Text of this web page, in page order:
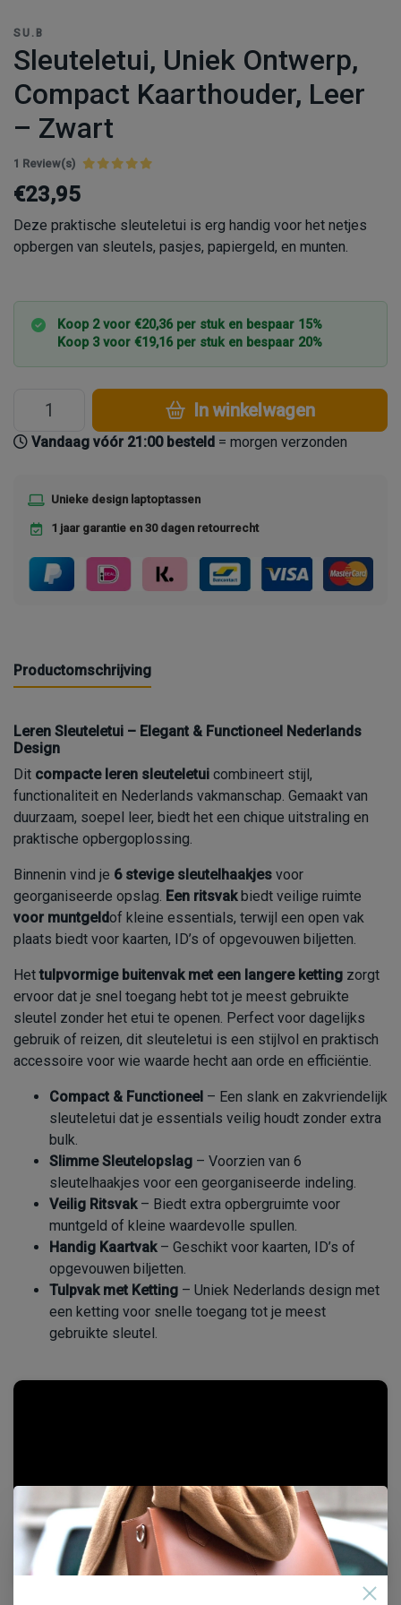
SU.B
Sleuteletui, Uniek Ontwerp,
Compact Kaarthouder, Leer
– Zwart
1 Review(s)
€23,95
Deze praktische sleuteletui is erg handig voor het netjes
opbergen van sleutels, pasjes, papiergeld, en munten.
Koop 2 voor €20,36 per stuk en bespaar 15%
Koop 3 voor €19,16 per stuk en bespaar 20%
In winkelwagen
Vandaag vóór 21:00 besteld = morgen verzonden
Unieke design laptoptassen
1 jaar garantie en 30 dagen retourrecht
Productomschrijving
Leren Sleuteletui – Elegant & Functioneel Nederlands
Design
Dit compacte leren sleuteletui combineert stijl,
functionaliteit en Nederlands vakmanschap. Gemaakt van
duurzaam, soepel leer, biedt het een chique uitstraling en
praktische opbergoplossing.
Binnenin vind je 6 stevige sleutelhaakjes voor
georganiseerde opslag. Een ritsvakbiedt veilige ruimte
voor muntgeldof kleine essentials, terwijl een open vak
plaats biedt voor kaarten, ID’s of opgevouwen biljetten.
Hettulpvormige buitenvak met een langere ketting zorgt
ervoor dat je snel toegang hebt tot je meest gebruikte
sleutel zonder het etui te openen. Perfect voor dagelijks
gebruik of reizen, dit sleuteletui is een stijlvol en praktisch
accessoire voor wie waarde hecht aan orde en efficiëntie.
Compact & Functioneel – Een slank en zakvriendelijk
sleuteletui dat je essentials veilig houdt zonder extra
bulk.
Slimme Sleutelopslag – Voorzien van 6
sleutelhaakjes voor een georganiseerde indeling.
Veilig Ritsvak– Biedt extra opbergruimte voor
muntgeld of kleine waardevolle spullen.
Handig Kaartvak– Geschikt voor kaarten, ID’s of
opgevouwen biljetten.
Tulpvak met Ketting – Uniek Nederlands design met
een ketting voor snelle toegang tot je meest
gebruikte sleutel.